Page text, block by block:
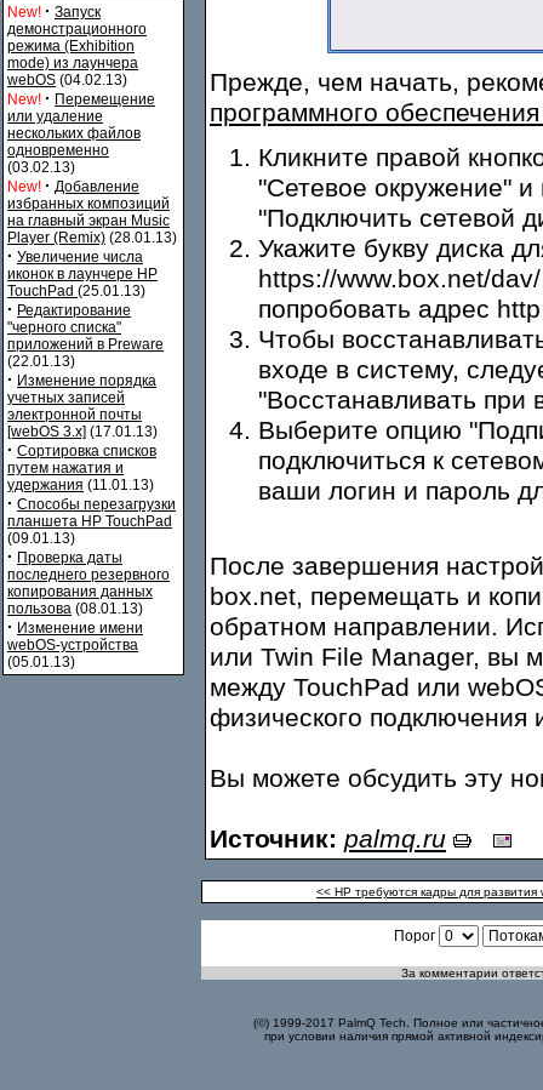
New! · Запуск
демонстрационного
режима (Exhibition
mode) из лаунчера
webOS (04.02.13)
New! · Перемещение
или удаление
нескольких файлов
одновременно
(03.02.13)
New! · Добавление
избранных композиций
на главный экран Music
Player (Remix) (28.01.13)
· Увеличение числа
иконок в лаунчере HP
TouchPad (25.01.13)
· Редактирование
"черного списка"
приложений в Preware
(22.01.13)
· Изменение порядка
учетных записей
электронной почты
[webOS 3.x] (17.01.13)
· Сортировка списков
путем нажатия и
удержания (11.01.13)
· Способы перезагрузки
планшета HP TouchPad
(09.01.13)
· Проверка даты
последнего резервного
копирования данных
пользова (08.01.13)
· Изменение имени
webOS-устройства
(05.01.13)
Прежде, чем начать,
программного
Кликните правой
"Сетевое окружение"
"Подключить сетевой
Укажите букву диска
https://www.box.net/
попробовать адрес
Чтобы
входе в систему,
"Восстанавливать при
Выберите опцию
подключиться к
ваши логин и пароль
После завершения
box.net, перемещать и
обратном направлении.
или Twin File Manager, вы
между TouchPad или
физического подключения
Вы можете обсудить эту
Источник: palmq.ru
<< HP требуются кадры для развития
Порог
За комментарии
(©) 1999-2017 PalmQ Tech. Полное или
при условии наличия прямой активной